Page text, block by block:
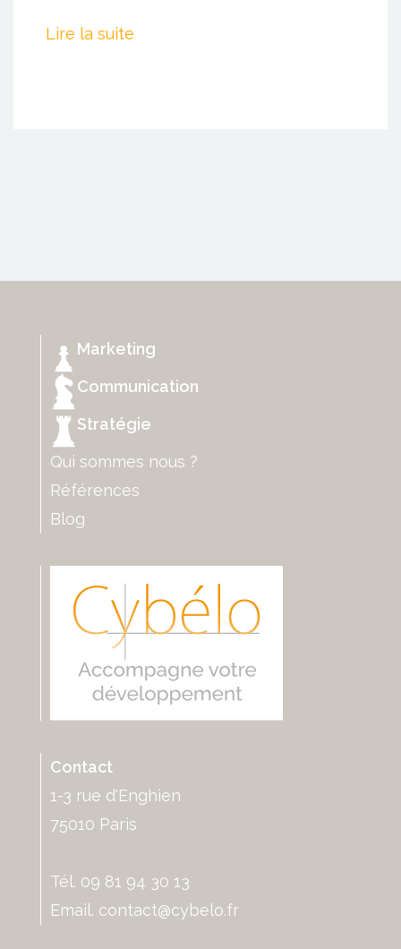
Lire la suite
Marketing
Communication
Stratégie
Qui sommes nous ?
Références
Blog
Contact
1-3 rue d'Enghien
75010 Paris
Tél. 09 81 94 30 13
Email. contact@cybelo.fr